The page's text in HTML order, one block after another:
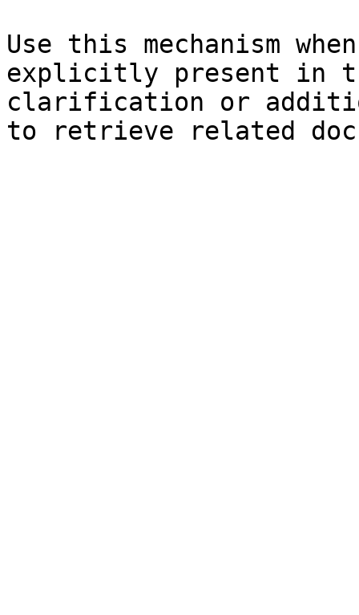
Use this mechanism
explicitly present in
clarification or